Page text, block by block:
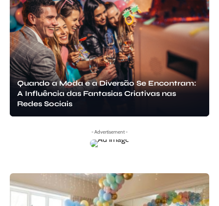
Quando a Moda e a Diversão Se Encontram:
A Influência das Fantasias Criativas nas
Redes Sociais
- Advertisement -